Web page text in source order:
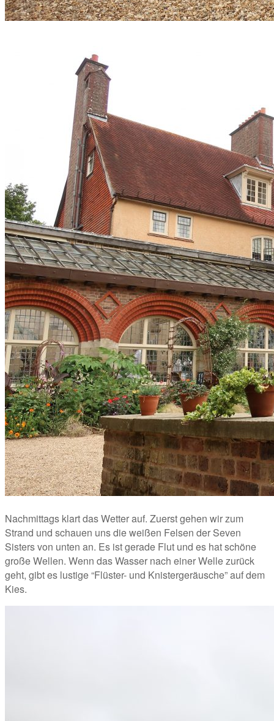
Nachmittags klart das Wetter auf. Zuerst gehen wir zum
Strand und schauen uns die weißen Felsen der Seven
Sisters von unten an. Es ist gerade Flut und es hat schöne
große Wellen. Wenn das Wasser nach einer Welle zurück
geht, gibt es lustige “Flüster- und Knistergeräusche” auf dem
Kies.